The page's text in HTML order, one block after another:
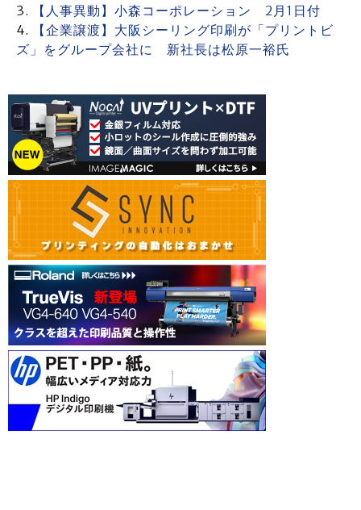
【人事異動】小森コーポレーション 2月1日付
【企業譲渡】大阪シーリング印刷が「プリントビ
ズ」をグループ会社に 新社長は松原一裕氏